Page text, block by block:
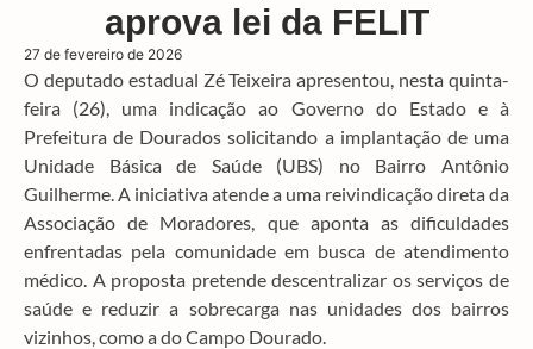
aprova lei da FELIT
27 de fevereiro de 2026
O deputado estadual Zé Teixeira apresentou, nesta quinta-
feira (26), uma indicação ao Governo do Estado e à
Prefeitura de Dourados solicitando a implantação de uma
Unidade Básica de Saúde (UBS) no Bairro Antônio
Guilherme. A iniciativa atende a uma reivindicação direta da
Associação de Moradores, que aponta as dificuldades
enfrentadas pela comunidade em busca de atendimento
médico. A proposta pretende descentralizar os serviços de
saúde e reduzir a sobrecarga nas unidades dos bairros
vizinhos, como a do Campo Dourado.